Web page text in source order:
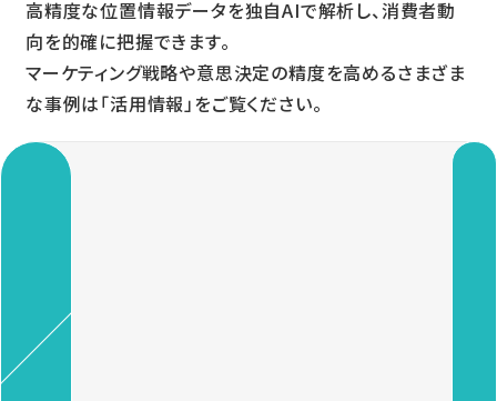
高精度な位置情報データを独自AIで解析し、消費者動
向を的確に把握できます。
マーケティング戦略や意思決定の精度を高めるさまざま
な事例は「活用情報」をご覧ください。